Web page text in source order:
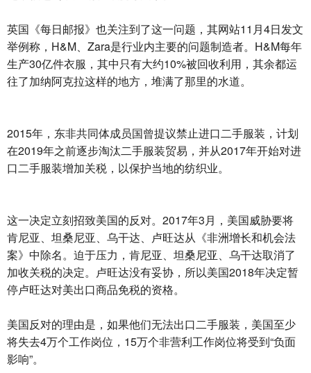
英国《每日邮报》也关注到了这一问题，其网站11月4日发文
举例称，H&M、Zara是行业内主要的问题制造者。H&M每年
生产30亿件衣服，其中只有大约10%被回收利用，其余都运
往了加纳阿克拉这样的地方，堆满了那里的水道。
2015年，东非共同体成员国曾提议禁止进口二手服装，计划
在2019年之前逐步淘汰二手服装贸易，并从2017年开始对进
口二手服装增加关税，以保护当地的纺织业。
这一决定立刻招致美国的反对。2017年3月，美国威胁要将
肯尼亚、坦桑尼亚、乌干达、卢旺达从《非洲增长和机会法
案》中除名。迫于压力，肯尼亚、坦桑尼亚、乌干达取消了
加收关税的决定。卢旺达没有妥协，所以美国2018年决定暂
停卢旺达对美出口商品免税的资格。
美国反对的理由是，如果他们无法出口二手服装，美国至少
将失去4万个工作岗位，15万个非营利工作岗位将受到“负面
影响”。